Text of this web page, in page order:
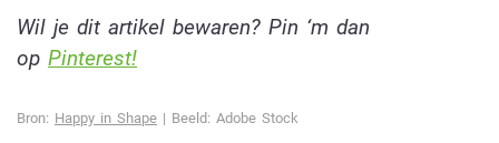
Wil je dit artikel bewaren? Pin ‘m dan
op Pinterest!
Bron: Happy in Shape | Beeld: Adobe Stock